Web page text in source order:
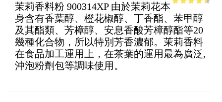
of 5
茉莉香料粉 900314XP 由於茉莉花本
身含有香葉醇、橙花椒醇、丁香酯、苯甲醇
及其酯類、芳樟醇、安息香酸芳樟醇酯等20
幾種化合物，所以特別芳香濃郁。茉莉香料
在食品加工運用上，在茶葉的運用最為廣泛,
沖泡粉劑包等調味使用。